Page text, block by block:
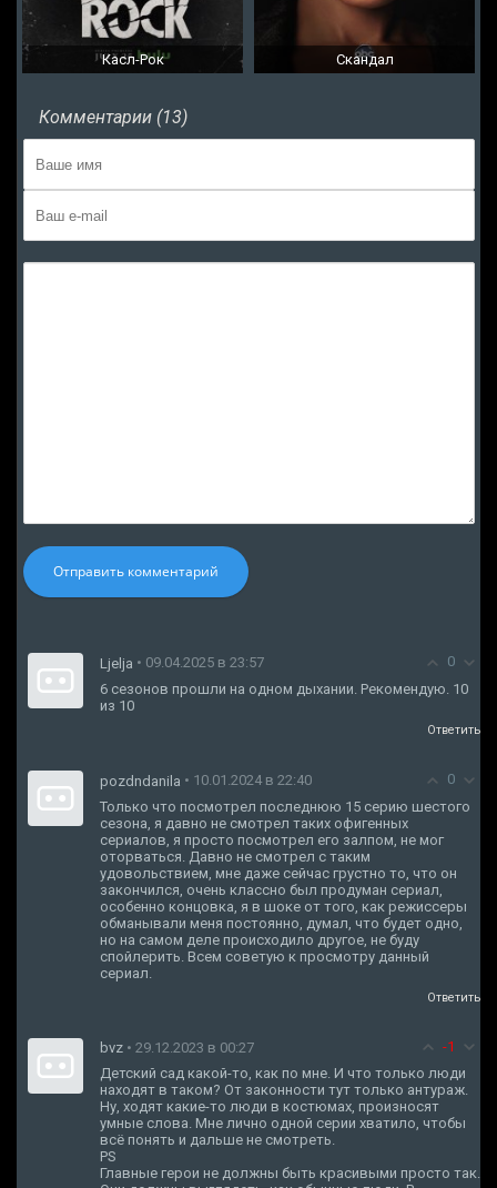
Касл-Рок Скандал
Комментарии (13)
Отправить комментарий
0
Ljelja • 09.04.2025 в 23:57
6 сезонов прошли на одном дыхании. Рекомендую. 10
из 10
Ответить
0
pozdndanila • 10.01.2024 в 22:40
Только что посмотрел последнюю 15 серию шестого
сезона, я давно не смотрел таких офигенных
сериалов, я просто посмотрел его залпом, не мог
оторваться. Давно не смотрел с таким
удовольствием, мне даже сейчас грустно то, что он
закончился, очень классно был продуман сериал,
особенно концовка, я в шоке от того, как режиссеры
обманывали меня постоянно, думал, что будет одно,
но на самом деле происходило другое, не буду
спойлерить. Всем советую к просмотру данный
сериал.
Ответить
-1
bvz • 29.12.2023 в 00:27
Детский сад какой-то, как по мне. И что только люди
находят в таком? От законности тут только антураж.
Ну, ходят какие-то люди в костюмах, произносят
умные слова. Мне лично одной серии хватило, чтобы
всё понять и дальше не смотреть.
PS
Главные герои не должны быть красивыми просто так.